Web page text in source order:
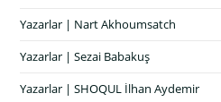
Yazarlar | Nart Akhoumsatch
Yazarlar | Sezai Babakuş
Yazarlar | SHOQUL İlhan Aydemir